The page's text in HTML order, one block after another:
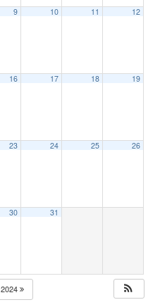
9 10 11 12
16 17 18 19
23 24 25 26
30 31
2024